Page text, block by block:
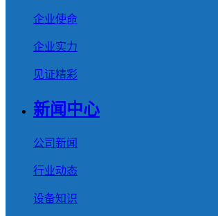
企业使命
企业实力
见证精彩
新闻中心
公司新闻
行业动态
设备知识